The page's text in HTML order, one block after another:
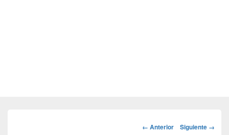
Navegador
← Anterior Siguiente →